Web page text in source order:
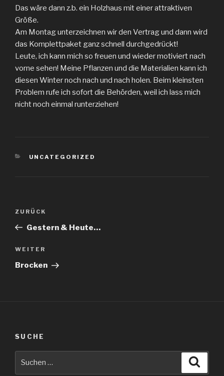
Das wäre dann z.b. ein Holzhaus mit einer attraktiven
Größe.
Am Montag unterzeichnen wir den Vertrag und dann wird
das Komplettpaket ganz schnell durchgedrückt!
Leute, ich kann mich so freuen und wieder motiviert nach
vorne sehen! Meine Pflanzen und die Materialien kann ich
diesen Winter noch nach und nach holen. Beim kleinsten
Problem rufe ich sofort die Behörden, weil ich lass mich
nicht noch einmal runterziehen!
KATEGORIEN
UNCATEGORIZED
Beitragsnavigation
Vorheriger
Beitrag
ZURÜCK
Gestern & Heute…
Nächster
Beitrag
WEITER
Brocken
SUCHE